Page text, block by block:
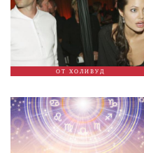
ОТ ХОЛИВУД